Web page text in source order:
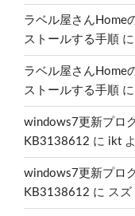
ラベル屋さんHome
ストールする手順 に
ラベル屋さんHome
ストールする手順 に
windows7更新プロ
KB3138612 に ikt
windows7更新プロ
KB3138612 に スズ